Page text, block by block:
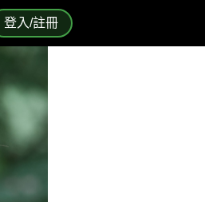
登入/註冊